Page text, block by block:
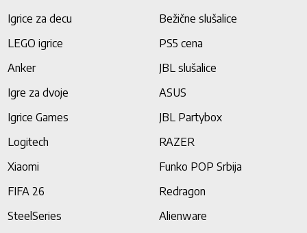
Igrice za decu
Bežične slušalice
LEGO igrice
PS5 cena
Anker
JBL slušalice
Igre za dvoje
ASUS
Igrice Games
JBL Partybox
Logitech
RAZER
Xiaomi
Funko POP Srbija
FIFA 26
Redragon
SteelSeries
Alienware